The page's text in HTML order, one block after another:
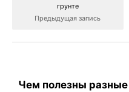
грунте
Предыдущая запись
Чем полезны